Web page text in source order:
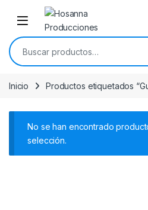
Skip to navigation
Skip to content
Buscar por:
Inicio Productos etiquetados
No se han encontrado
selección.